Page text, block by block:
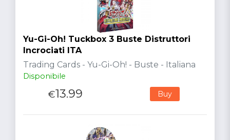
Yu-Gi-Oh! Tuckbox 3 Buste Distruttori
Incrociati ITA
Trading Cards - Yu-Gi-Oh! - Buste - Italiana
Disponibile
€13.99 Buy